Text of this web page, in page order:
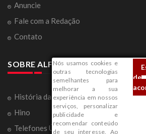
Nós usamos cookies e
outras tecnologias
semelhantes para
melhorar a sua
experiência em nossos
serviços, personalizar
publicidade e
recomendar conteúdo
de seu interesse. Ao
de
Anuncie
Fale com a Redação
Contato
SOBRE ALFENAS
História da Cidade
Hino
Telefones Úteis